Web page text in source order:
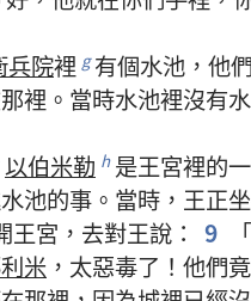
兵院裡 g 有個水池 ， 他們
那裡 。 當時水池裡沒有水
以伯米勒 h 是王宮裡的一
水池的事 。 當時 ， 王正坐
王宮 ， 去對王說 ： 9 「
米 ， 太惡毒了 ！ 他們